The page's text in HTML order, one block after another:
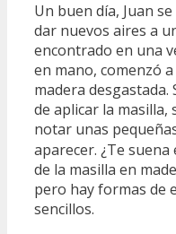
Un buen día, Juan
dar nuevos aires a
encontrado en una
en mano, comenzó
madera
de aplicar la masilla,
notar unas
aparecer. ¿Te
de la masilla en
pero hay formas de
sencillos.